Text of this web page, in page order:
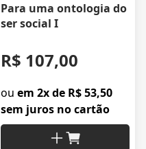
Para uma ontologia do
ser social I
R$ 107,00
ou em 2x de R$ 53,50
sem juros no cartão